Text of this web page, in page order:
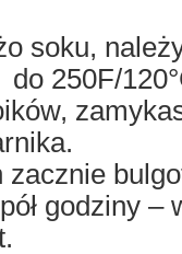
soku,
250F/
zacznie
godziny –